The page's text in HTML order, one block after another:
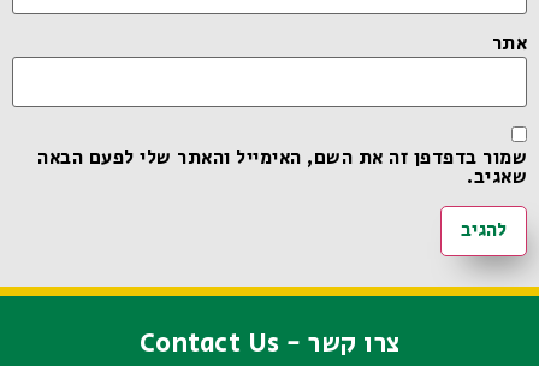
אתר
שמור בדפדפן זה את השם, האימייל והאתר שלי לפעם הבאה
שאגיב.
צרו קשר - Contact Us